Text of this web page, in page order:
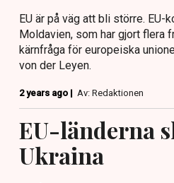
EU är på väg att bli större.
Moldavien, som har gjort flera
kärnfråga för europeiska
von der Leyen.
2 years ago | Av: Redaktionen
EU-länderna
Ukraina